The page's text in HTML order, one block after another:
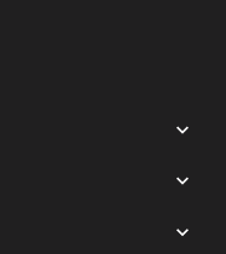


